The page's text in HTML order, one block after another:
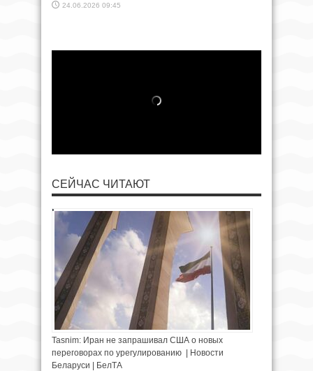
24.06.2026 09:45
СЕЙЧАС ЧИТАЮТ
Tasnim: Иран не запрашивал США о новых
переговорах по урегулированию | Новости
Беларуси | БелТА